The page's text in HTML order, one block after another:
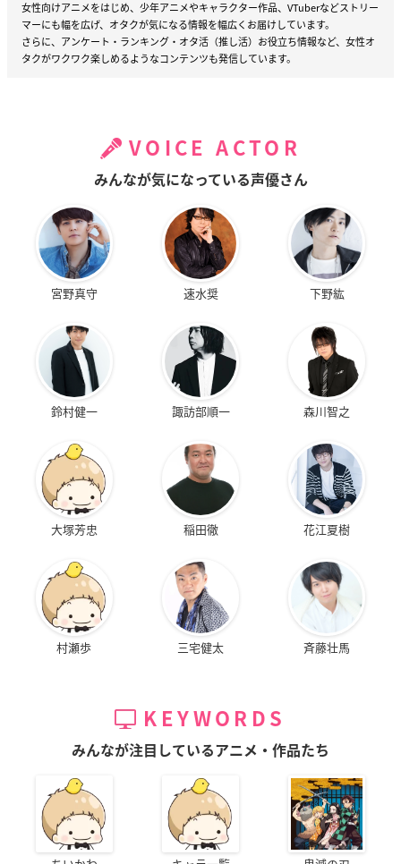
女性向けアニメをはじめ、少年アニメやキャラクター作品、VTuberなどストリー
マーにも幅を広げ、オタクが気になる情報を幅広くお届けしています。
さらに、アンケート・ランキング・オタ活（推し活）お役立ち情報など、女性オ
タクがワクワク楽しめるようなコンテンツも発信しています。
VOICE ACTOR
みんなが気になっている声優さん
宮野真守 速水奨 下野紘
鈴村健一 諏訪部順一 森川智之
大塚芳忠 稲田徹 花江夏樹
村瀬歩 三宅健太 斉藤壮馬
KEYWORDS
みんなが注目しているアニメ・作品たち